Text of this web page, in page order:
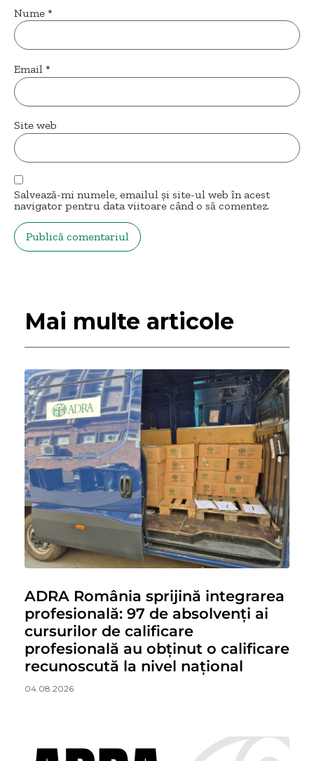
Nume *
Email *
Site web
Salvează-mi numele, emailul și site-ul web în acest
navigator pentru data viitoare când o să comentez.
Mai multe articole
ADRA România sprijină integrarea
profesională: 97 de absolvenți ai
cursurilor de calificare
profesională au obținut o calificare
recunoscută la nivel național
04.08.2026